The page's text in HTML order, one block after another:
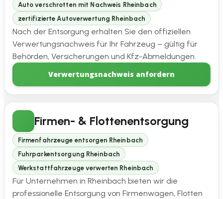
Auto verschrotten mit Nachweis Rheinbach
zertifizierte Autoverwertung Rheinbach
Nach der Entsorgung erhalten Sie den offiziellen
Verwertungsnachweis für Ihr Fahrzeug – gültig für
Behörden, Versicherungen und Kfz-Abmeldungen.
Verwertungsnachweis anfordern
Firmen- & Flottenentsorgung
Firmenfahrzeuge entsorgen Rheinbach
Fuhrparkentsorgung Rheinbach
Werkstattfahrzeuge verwerten Rheinbach
Für Unternehmen in Rheinbach bieten wir die
professionelle Entsorgung von Firmenwagen, Flotten